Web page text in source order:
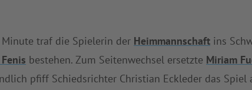
Minute traf die Spielerin der Heimmannschaft ins
bestehen. Zum Seitenwechsel ersetzte Miriam
pfiff Schiedsrichter Christian Eckleder das Spiel